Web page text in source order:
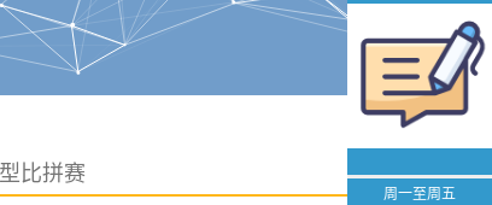
比拼赛
周一至周五